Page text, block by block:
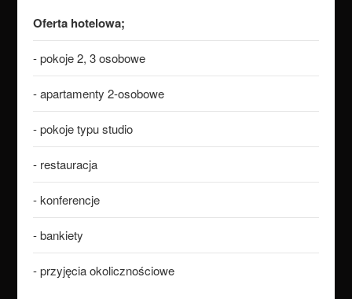
Oferta hotelowa;
- pokoje 2, 3 osobowe
- apartamenty 2-osobowe
- pokoje typu studio
- restauracja
- konferencje
- bankiety
- przyjęcia okolicznościowe